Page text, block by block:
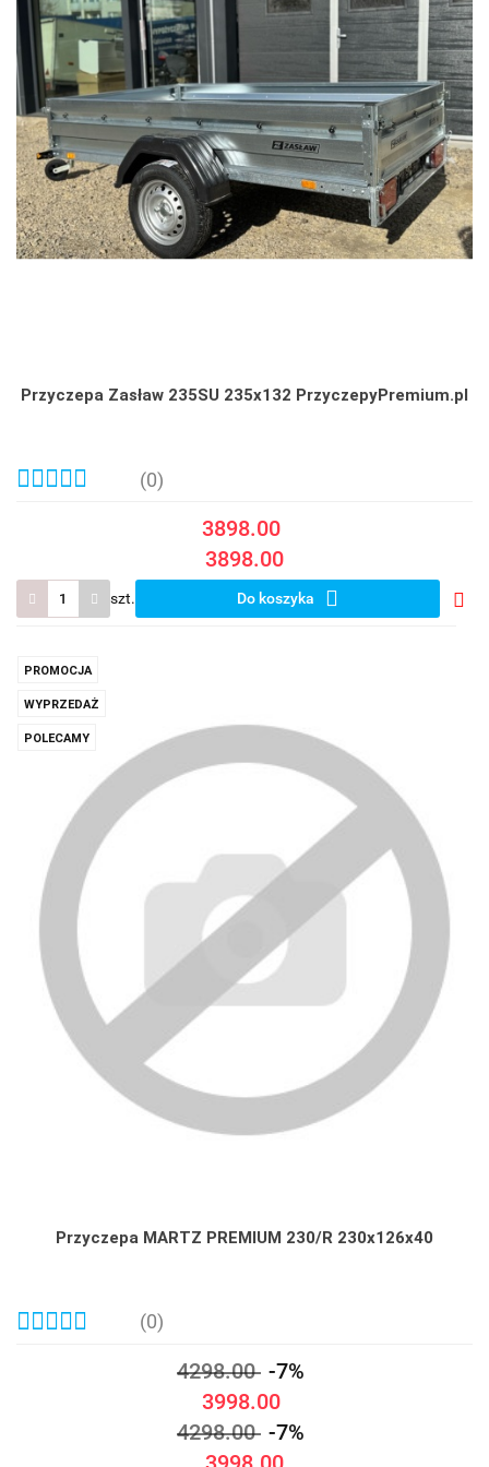
Przyczepa Zasław 235SU 235x132 PrzyczepyPremium.pl
(0)
3898.00
3898.00
szt. Do koszyka
PROMOCJA
WYPRZEDAŻ
POLECAMY
Przyczepa MARTZ PREMIUM 230/R 230x126x40
(0)
4298.00 -7%
3998.00
4298.00 -7%